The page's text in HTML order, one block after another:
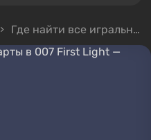
Где найти все игральные карты в 007 First Light — расположение карт